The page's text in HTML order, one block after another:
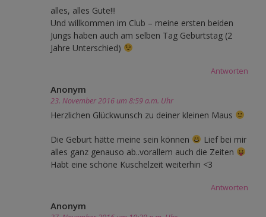
alles, alles Gute!!!
Und willkommen im Club – meine ersten beiden
Jungs haben auch am selben Tag Geburtstag (2
Jahre Unterschied)
Antworten
Anonym
23. November 2016 um 8:59 a.m. Uhr
Herzlichen Glückwunsch zu deiner kleinen Maus
Die Geburt hätte meine sein können
Lief bei mir
alles ganz genauso ab..vorallem auch die Zeiten
Habt eine schöne Kuschelzeit weiterhin <3
Antworten
Anonym